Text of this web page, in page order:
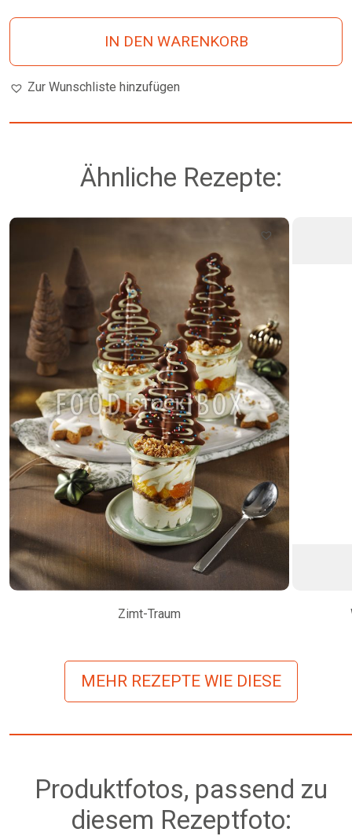
IN DEN WARENKORB
Zur Wunschliste hinzufügen
Ähnliche Rezepte:
Zimt-Traum
MEHR REZEPTE WIE DIESE
Produktfotos, passend zu
diesem Rezeptfoto: